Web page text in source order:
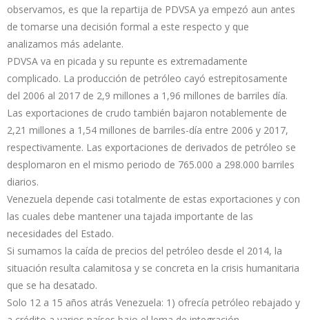
observamos, es que la repartija de PDVSA ya empezó aun antes
de tomarse una decisión formal a este respecto y que
analizamos más adelante.
PDVSA va en picada y su repunte es extremadamente
complicado. La producción de petróleo cayó estrepitosamente
del 2006 al 2017 de 2,9 millones a 1,96 millones de barriles día.
Las exportaciones de crudo también bajaron notablemente de
2,21 millones a 1,54 millones de barriles-día entre 2006 y 2017,
respectivamente. Las exportaciones de derivados de petróleo se
desplomaron en el mismo periodo de 765.000 a 298.000 barriles
diarios.
Venezuela depende casi totalmente de estas exportaciones y con
las cuales debe mantener una tajada importante de las
necesidades del Estado.
Si sumamos la caída de precios del petróleo desde el 2014, la
situación resulta calamitosa y se concreta en la crisis humanitaria
que se ha desatado.
Solo 12 a 15 años atrás Venezuela: 1) ofrecía petróleo rebajado y